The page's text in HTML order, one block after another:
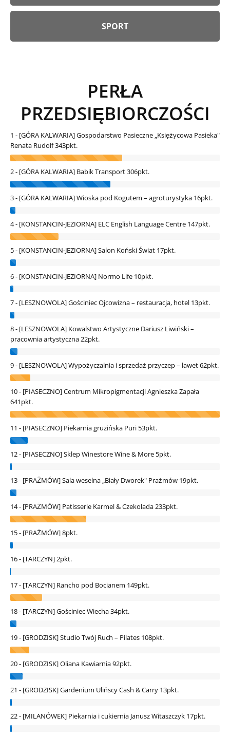
SPORT
PERŁA
PRZEDSIĘBIORCZOŚCI
1 - [GÓRA KALWARIA] Gospodarstwo Pasieczne „Księżycowa Pasieka"
Renata Rudolf343pkt.
2 - [GÓRA KALWARIA] Babik Transport306pkt.
3 - [GÓRA KALWARIA] Wioska pod Kogutem – agroturystyka 16pkt.
4 - [KONSTANCIN-JEZIORNA] ELC English Language Centre 147pkt.
5 - [KONSTANCIN-JEZIORNA] Salon Koński Świat 17pkt.
6 - [KONSTANCIN-JEZIORNA] Normo Life 10pkt.
7 - [LESZNOWOLA] Gościniec Ojcowizna – restauracja, hotel 13pkt.
8 - [LESZNOWOLA] Kowalstwo Artystyczne Dariusz Liwiński –
pracownia artystyczna22pkt.
9 - [LESZNOWOLA] Wypożyczalnia i sprzedaż przyczep – lawet62pkt.
10 - [PIASECZNO] Centrum Mikropigmentacji Agnieszka Zapała
641pkt.
11 - [PIASECZNO] Piekarnia gruzińska Puri 53pkt.
12 - [PIASECZNO] Sklep Winestore Wine & More 5pkt.
13 - [PRAŻMÓW] Sala weselna „Biały Dworek" Prażmów 19pkt.
14 - [PRAŻMÓW] Patisserie Karmel & Czekolada233pkt.
15 - [PRAŻMÓW]8pkt.
16 - [TARCZYN]2pkt.
17 - [TARCZYN] Rancho pod Bocianem 149pkt.
18 - [TARCZYN] Gościniec Wiecha34pkt.
19 - [GRODZISK] Studio Twój Ruch – Pilates 108pkt.
20 - [GRODZISK] Oliana Kawiarnia92pkt.
21 - [GRODZISK] Gardenium Ulińscy Cash & Carry 13pkt.
22 - [MILANÓWEK] Piekarnia i cukiernia Janusz Witaszczyk 17pkt.